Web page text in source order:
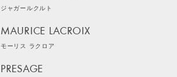
ジャガールクルト
MAURICE LACROIX
モーリス ラクロア
PRESAGE